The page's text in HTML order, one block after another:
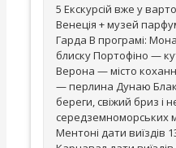
5 Екскурсій вже у
Венеція + музей
Гарда В програмі:
блиску Портофіно —
Верона — місто
— перлина Дунаю
береги, свіжий бриз і
середземноморських
Ментоні дати виїздів